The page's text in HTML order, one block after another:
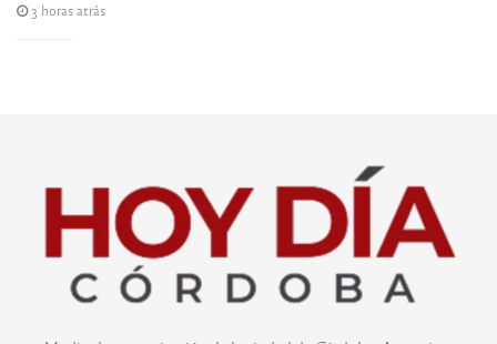
3 horas atrás